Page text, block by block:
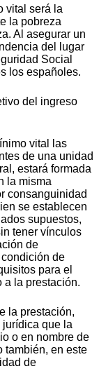
vital será la
la pobreza
Al asegurar un
del lugar
Social
los españoles.
del ingreso
vital las
de una unidad
estará formada
la misma
consanguinidad
se establecen
supuestos,
tener vínculos
de
de
para el
a la prestación.
la prestación,
jurídica que la
o en nombre de
también, en este
de